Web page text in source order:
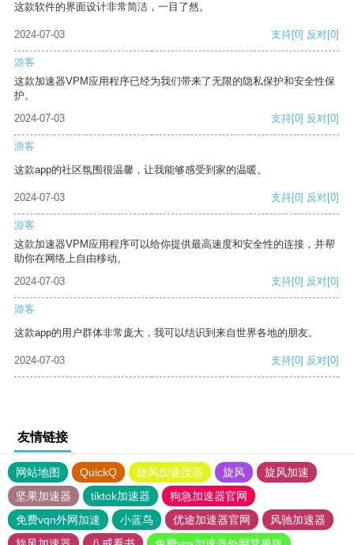
这款软件的界面设计非常简洁，一目了然。
2024-07-03 支持[0] 反对[0]
游客
这款加速器VPM应用程序已经为我们带来了无限的隐私保护和安全性保
护。
2024-07-03
支持[0] 反对[0]
游客
这款app的社区氛围很温馨，让我能够感受到家的温暖。
2024-07-03 支持[0] 反对[0]
游客
这款加速器VPM应用程序可以给你提供最高速度和安全性的连接，并帮
助你在网络上自由移动。
2024-07-03
支持[0] 反对[0]
游客
这款app的用户群体非常庞大，我可以结识到来自世界各地的朋友。
2024-07-03 支持[0] 反对[0]
友情链接
网站地图 QuickQ 旋风加速度器 旋风
旋风加速
坚果加速器
tiktok加速器
狗急加速器官网
免费vqn外网加速
小蓝鸟 优途加速器官网
风驰加速器